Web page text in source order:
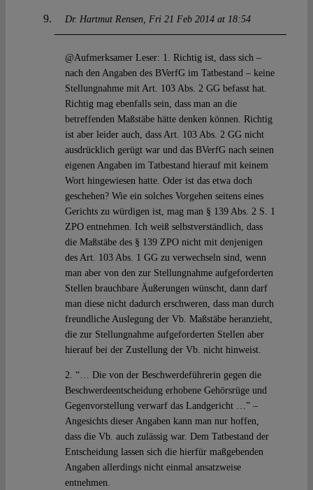
Dr. Hartmut Rensen Fri 21 Feb 2014 at 18:54
@Aufmerksamer Leser: 1. Richtig ist, dass sich –
nach den Angaben des BVerfG im Tatbestand – keine
Stellungnahme mit Art. 103 Abs. 2 GG befasst hat.
Richtig mag ebenfalls sein, dass man an die
betreffenden Maßstäbe hätte denken können. Richtig
ist aber leider auch, dass Art. 103 Abs. 2 GG nicht
ausdrücklich gerügt war und das BVerfG nach seinen
eigenen Angaben im Tatbestand hierauf mit keinem
Wort hingewiesen hatte. Oder ist das etwa doch
geschehen? Wie ein solches Vorgehen seitens eines
Gerichts zu würdigen ist, mag man § 139 Abs. 2 S. 1
ZPO entnehmen. Ich weiß selbstverständlich, dass
die Maßstäbe des § 139 ZPO nicht mit denjenigen
des Art. 103 Abs. 1 GG zu verwechseln sind, wenn
man aber von den zur Stellungnahme aufgeforderten
Stellen brauchbare Äußerungen wünscht, dann darf
man diese nicht dadurch erschweren, dass man durch
freundliche Auslegung der Vb. Maßstäbe heranzieht,
die zur Stellungnahme aufgeforderten Stellen aber
hierauf bei der Zustellung der Vb. nicht hinweist.
2. “… Die von der Beschwerdeführerin gegen die
Beschwerdeentscheidung erhobene Gehörsrüge und
Gegenvorstellung verwarf das Landgericht …” –
Angesichts dieser Angaben kann man nur hoffen,
dass die Vb. auch zulässig war. Dem Tatbestand der
Entscheidung lassen sich die hierfür maßgebenden
Angaben allerdings nicht einmal ansatzweise
entnehmen.